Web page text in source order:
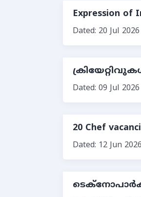
Expression of
Dated: 20 Jul 2026
Dated: 09 Jul 2026
20 Chef
Dated: 12 Jun 2026